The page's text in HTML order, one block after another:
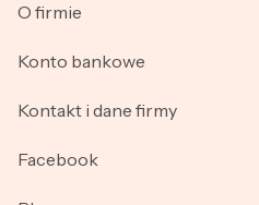
O firmie
Konto bankowe
Kontakt i dane firmy
Facebook